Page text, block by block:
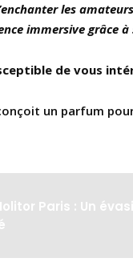
les
immersive grâce à
de vous
un parfum pour
Paris : Un